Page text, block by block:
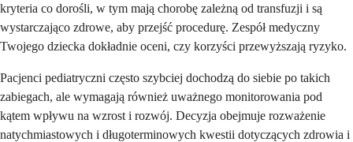
kryteria co dorośli, w tym mają chorobę zależną od transfuzji i są
wystarczająco zdrowe, aby przejść procedurę. Zespół medyczny
Twojego dziecka dokładnie oceni, czy korzyści przewyższają ryzyko.
Pacjenci pediatryczni często szybciej dochodzą do siebie po takich
zabiegach, ale wymagają również uważnego monitorowania pod
kątem wpływu na wzrost i rozwój. Decyzja obejmuje rozważenie
natychmiastowych i długoterminowych kwestii dotyczących zdrowia i